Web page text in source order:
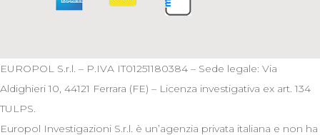
EUROPOL S.r.l. – P.IVA IT01251180384 – Sede legale: Via
Aldighieri 10, 44121 Ferrara (FE) – Licenza investigativa ex art. 134
TULPS.
Europol Investigazioni S.r.l. è un’agenzia privata italiana e non ha